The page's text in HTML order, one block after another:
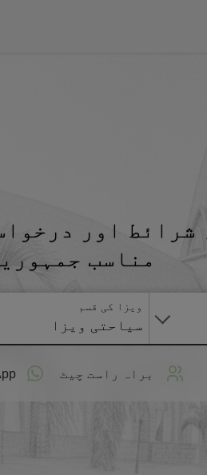
شرائط اور
مناسب
ویزا کی قسم
سیاحتی ویزا
براہ راست چیٹ